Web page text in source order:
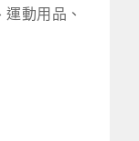
運動用品、